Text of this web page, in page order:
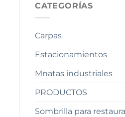
CATEGORÍAS
Carpas
Estacionamientos
Mnatas industriales
PRODUCTOS
Sombrilla para